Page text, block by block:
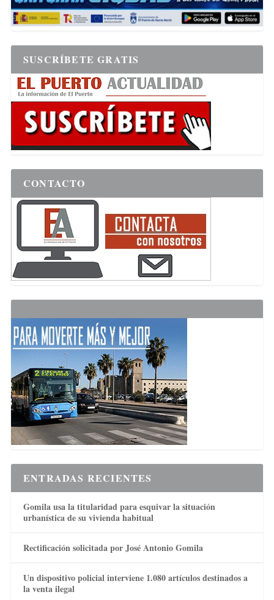
SUSCRÍBETE GRATIS
CONTACTO
ENTRADAS RECIENTES
Gomila usa la titularidad para esquivar la situación
urbanística de su vivienda habitual
Rectificación solicitada por José Antonio Gomila
Un dispositivo policial interviene 1.080 artículos destinados a
la venta ilegal